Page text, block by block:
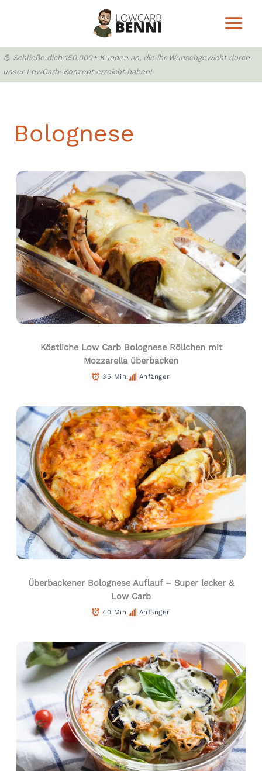
💪 Schließe dich 150.000+ Kunden an, die ihr Wunschgewicht durch
unser LowCarb-Konzept erreicht haben!
Bolognese
Köstliche Low Carb Bolognese Röllchen mit
Mozzarella überbacken
35 Min. Anfänger
Überbackener Bolognese Auflauf – Super lecker &
Low Carb
40 Min. Anfänger